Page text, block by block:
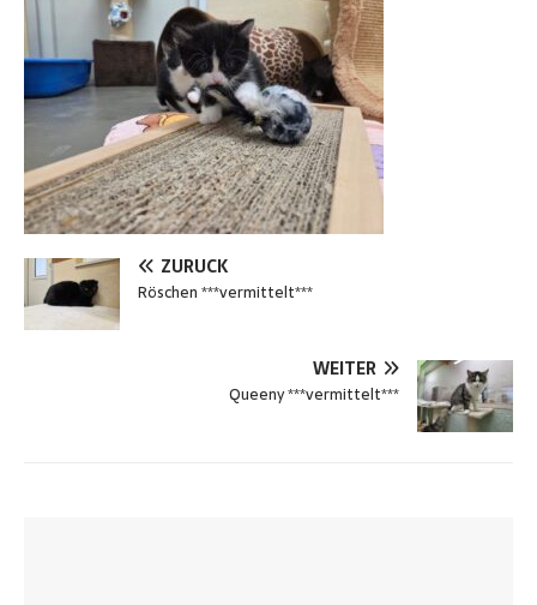
ZURÜCK
Röschen ***vermittelt***
WEITER
Queeny ***vermittelt***